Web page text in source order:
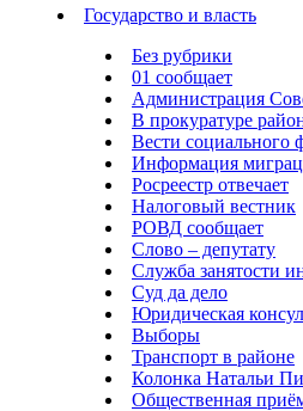
Государство и власть
Без рубрики
01 сообщает
Администрация
В прокуратуре
Вести социального
Информация
Росреестр отвечает
Налоговый вестник
РОВД сообщает
Слово – депутату
Служба занятости
Суд да дело
Юридическая
Выборы
Транспорт в районе
Колонка Натальи
Общественная